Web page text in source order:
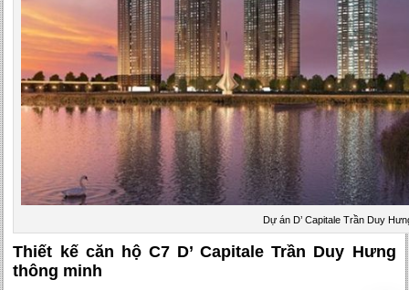
Dự án D’ Capitale Trần Duy
Thiết kế căn hộ C7 D’ Capitale Trần Duy Hưng
thông minh